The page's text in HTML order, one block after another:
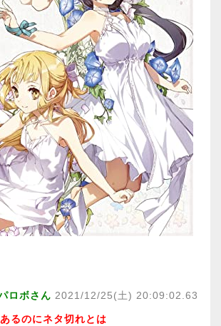
ロボさん 2021/12/25(土) 20:09:02.63
るのにネタ切れとは